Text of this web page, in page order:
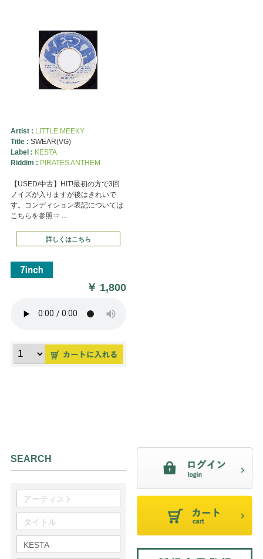
Artist : LITTLE MEEKY
Title : SWEAR(VG)
Label : KESTA
Riddim : PIRATES ANTHEM
【USED/中古】HIT!最初の方で3回
ノイズが入りますが後はきれいで
す。コンディション表記については
こちらを参照⇒ ...
詳しくはこちら
￥ 1,800
SEARCH